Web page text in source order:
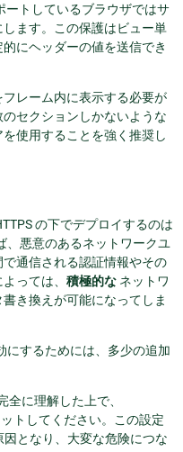
ートしているブラウザではサ
ます。この保護はビュー単
にヘッダーの値を送信でき
レーム内に表示する必要が
セクションしかないような
使用することを強く推奨し
の下でデプロイするのは
、悪意のあるネットワークユ
通信される認証情報やその
っては、 積極的な ネットワ
き換えが可能になってしま
にするためには、多少の追加
に理解した上で、
トしてください。この設定
因となり、大変な危険につな